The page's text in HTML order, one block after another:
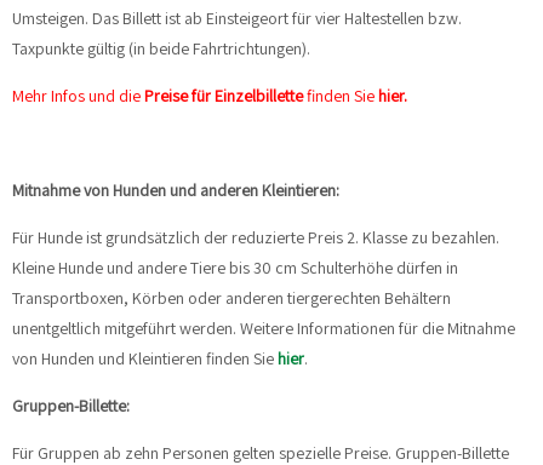
Umsteigen. Das Billett ist ab Einsteigeort für vier Haltestellen bzw.
Taxpunkte gültig (in beide Fahrtrichtungen).
Mehr Infos und diePreise für Einzelbillettefinden Siehier.
Mitnahme von Hunden und anderen Kleintieren:
Für Hunde ist grundsätzlich der reduzierte Preis 2. Klasse zu bezahlen.
Kleine Hunde und andere Tiere bis 30 cm Schulterhöhe dürfen in
Transportboxen, Körben oder anderen tiergerechten Behältern
unentgeltlich mitgeführt werden. Weitere Informationen für die Mitnahme
von Hunden und Kleintieren finden Siehier.
Gruppen-Billette:
Für Gruppen ab zehn Personen gelten spezielle Preise. Gruppen-Billette